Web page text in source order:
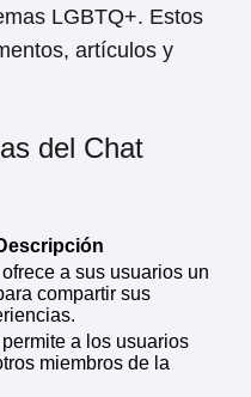
LGBTQ+. Estos
artículos y
del Chat
a sus usuarios un
compartir sus
a los usuarios
miembros de la